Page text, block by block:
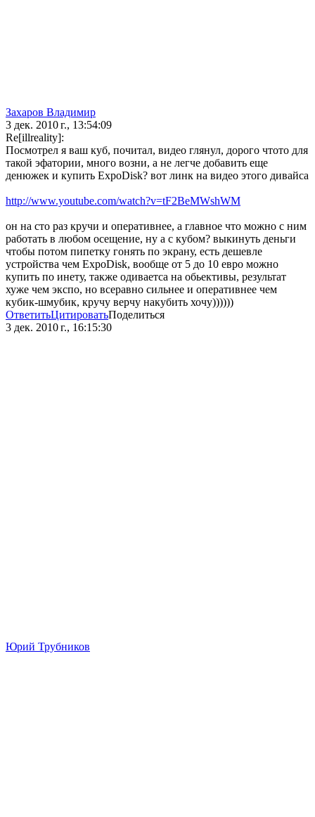
Захаров Владимир
3 дек. 2010 г., 13:54:09
Re[illreality]:
Посмотрел я ваш куб, почитал, видео глянул, дорого чтото для
такой эфатории, много возни, а не легче добавить еще
денюжек и купить ExpoDisk? вот линк на видео этого дивайса
http://www.youtube.com/watch?v=tF2BeMWshWM
он на сто раз кручи и оперативнее, а главное что можно с ним
работать в любом осещение, ну а с кубом? выкинуть деньги
чтобы потом пипетку гонять по экрану, есть дешевле
устройства чем ExpoDisk, вообще от 5 до 10 евро можно
купить по инету, также одиваетса на обьективы, результат
хуже чем экспо, но всеравно сильнее и оперативнее чем
кубик-шмубик, кручу верчу накубить хочу))))))
ОтветитьЦитироватьПоделиться
3 дек. 2010 г., 16:15:30
Юрий Трубников